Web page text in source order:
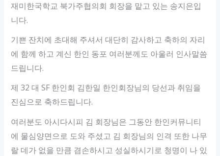
재미한국학교 북가주협의회 회장을 맡고 있는 송지은입
니다.
기쁜 잔치에 초대해 주셔서 대단히 감사하고 축하의 자리
에 함께 하고 계신 한인 동포 여러분께도 아울러 인사말씀
드립니다.
제 32 대 SF 한인회 김한일 한인회장님의 당선과 취임을
진심으로 축하드립니다.
여러분도 아시다시피 김 회장님은 그동안 한인커뮤니티
에 물심양면으로 도와 주셨고 김 회장님의 인격 또한 나무
랄 데가 없을 만큼 겸손하시고 성실하시기로 청명이 나 있